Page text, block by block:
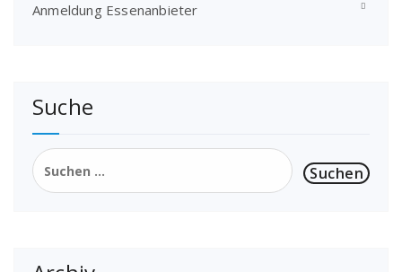
Anmeldung Essenanbieter
Suche
Suchen
nach: